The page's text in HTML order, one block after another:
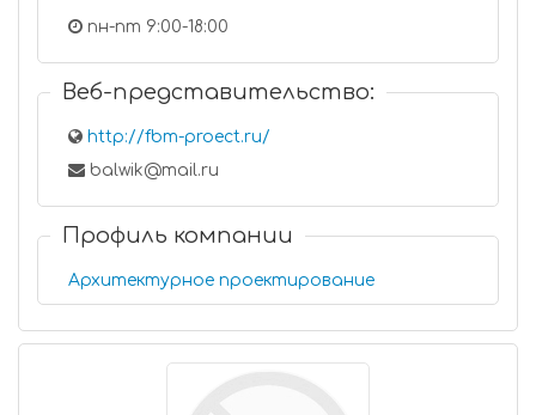
пн-пт 9:00-18:00
Веб-представительство:
http://fbm-proect.ru/
balwik@mail.ru
Профиль компании
Архитектурное проектирование